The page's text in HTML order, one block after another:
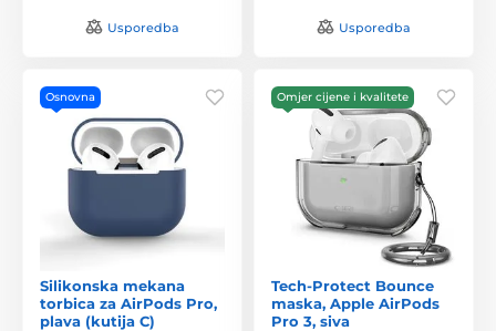
Usporedba Usporedba
Osnovna
Silikonska mekana
torbica za AirPods Pro,
plava (kutija C)
Omjer cijene i kvalitete
Tech-Protect Bounce
maska, Apple AirPods
Pro 3, siva